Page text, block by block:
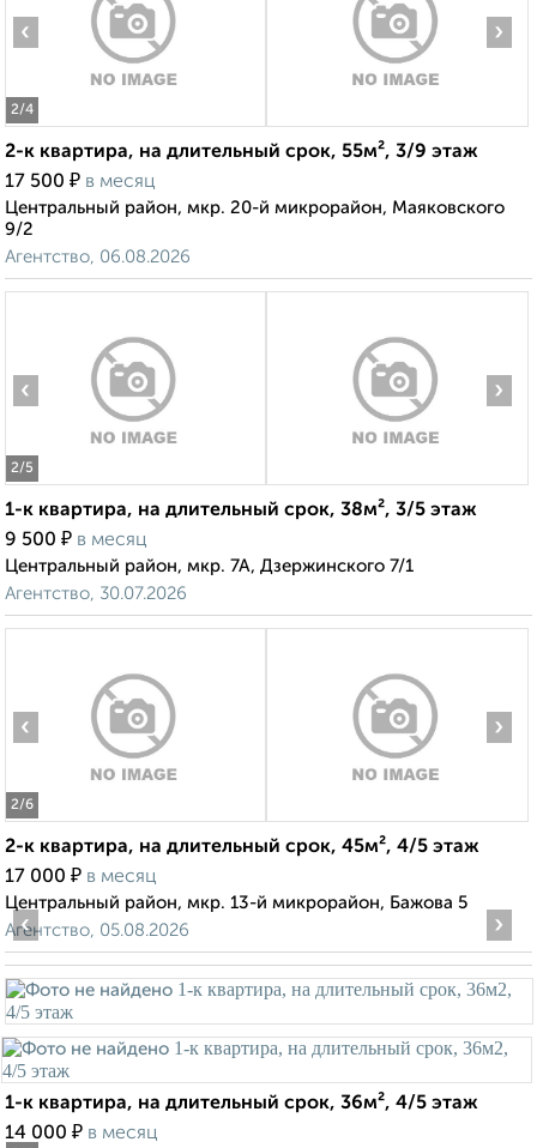
2/4
‹ ›
2-к квартира, на длительный срок, 55м², 3/9 этаж
17 500 ₽ в месяц
Центральный район, мкр. 20-й микрорайон, Маяковского
9/2
Агентство, 06.08.2026
2/5
‹ ›
1-к квартира, на длительный срок, 38м², 3/5 этаж
9 500 ₽ в месяц
Центральный район, мкр. 7А, Дзержинского 7/1
Агентство, 30.07.2026
2/6
‹ ›
2-к квартира, на длительный срок, 45м², 4/5 этаж
17 000 ₽ в месяц
Центральный район, мкр. 13-й микрорайон, Бажова 5
Агентство, 05.08.2026
‹ ›
1-к квартира, на длительный срок, 36м², 4/5 этаж
14 000 ₽ в месяц